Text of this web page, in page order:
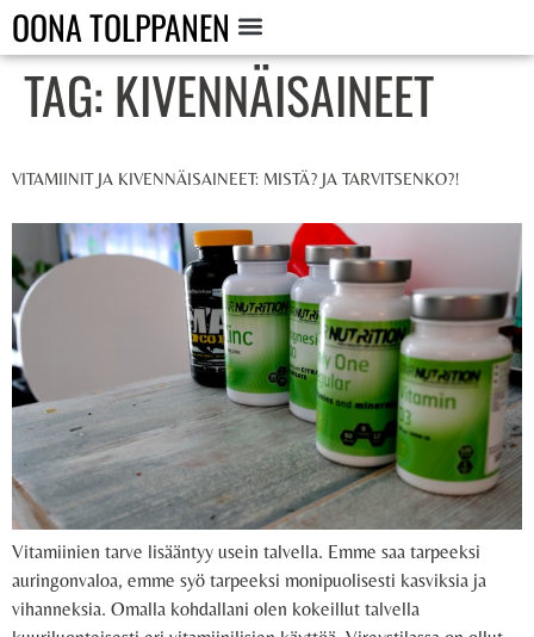
OONA TOLPPANEN
TAG: KIVENNÄISAINEET
VITAMIINIT JA KIVENNÄISAINEET: MISTÄ? JA TARVITSENKO?!
Vitamiinien tarve lisääntyy usein talvella. Emme saa tarpeeksi
auringonvaloa, emme syö tarpeeksi monipuolisesti kasviksia ja
vihanneksia. Omalla kohdallani olen kokeillut talvella